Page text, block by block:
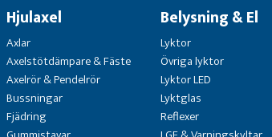
Hjulaxel
Axlar
Axelstötdämpare & Fäste
Axelrör & Pendelrör
Bussningar
Fjädring
Belysning & El
Lyktor
Övriga lyktor
Lyktor LED
Lyktglas
Reflexer